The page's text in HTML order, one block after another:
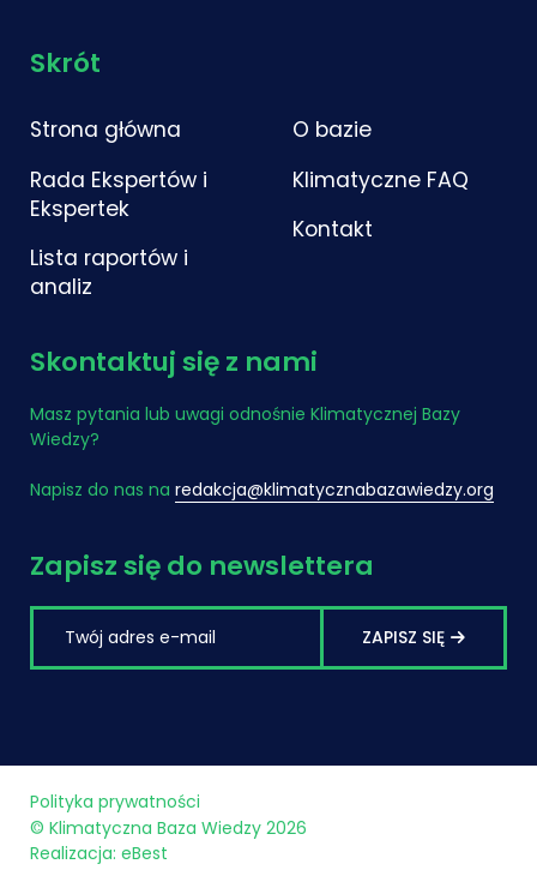
Skrót
Strona główna
Rada Ekspertów i
Ekspertek
Lista raportów i
analiz
O bazie
Klimatyczne FAQ
Kontakt
Skontaktuj się z nami
Masz pytania lub uwagi odnośnie Klimatycznej Bazy
Wiedzy?
Napisz do nas na redakcja@klimatycznabazawiedzy.org
Zapisz się do newslettera
ZAPISZ SIĘ
Polityka prywatności
© Klimatyczna Baza Wiedzy 2026
Realizacja: eBest